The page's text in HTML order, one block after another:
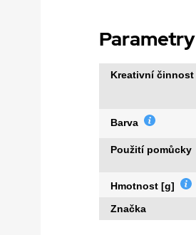
Parametry
Kreativní činnost
Barva
Použití pomůcky
Hmotnost [g]
Značka